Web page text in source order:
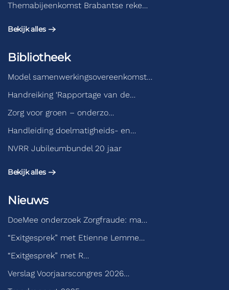
Themabijeenkomst Brabantse reke…
Bekijk alles
Bibliotheek
Model samenwerkingsovereenkomst…
Handreiking ‘Rapportage van de…
Zorg voor groen – onderzo…
Handleiding doelmatigheids- en…
NVRR Jubileumbundel 20 jaar
Bekijk alles
Nieuws
DoeMee onderzoek Zorgfraude: ma…
“Exitgesprek” met Etienne Lemme…
“Exitgesprek” met R…
Verslag Voorjaarscongres 2026…